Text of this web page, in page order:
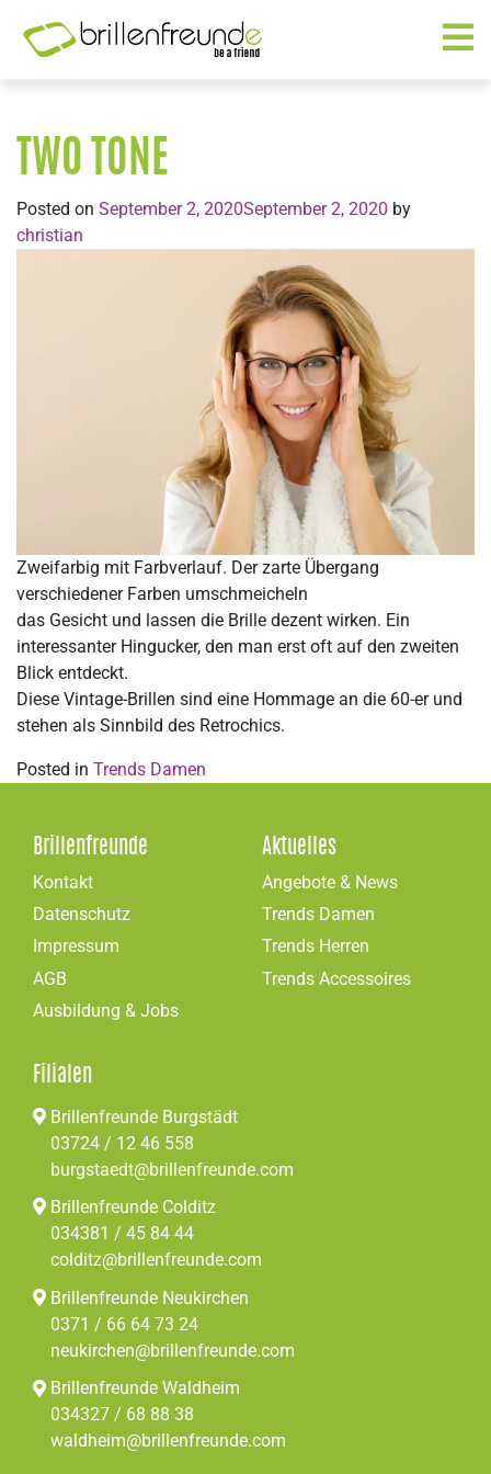
TWO TONE
Posted on September 2, 2020September 2, 2020 by
christian
Zweifarbig mit Farbverlauf. Der zarte Übergang
verschiedener Farben umschmeicheln
das Gesicht und lassen die Brille dezent wirken. Ein
interessanter Hingucker, den man erst oft auf den zweiten
Blick entdeckt.
Diese Vintage-Brillen sind eine Hommage an die 60-er und
stehen als Sinnbild des Retrochics.
Posted in Trends Damen
Brillenfreunde
Kontakt
Datenschutz
Impressum
AGB
Ausbildung & Jobs
Aktuelles
Angebote & News
Trends Damen
Trends Herren
Trends Accessoires
Filialen
Brillenfreunde Burgstädt
03724 / 12 46 558
burgstaedt@brillenfreunde.com
Brillenfreunde Colditz
034381 / 45 84 44
colditz@brillenfreunde.com
Brillenfreunde Neukirchen
0371 / 66 64 73 24
neukirchen@brillenfreunde.com
Brillenfreunde Waldheim
034327 / 68 88 38
waldheim@brillenfreunde.com